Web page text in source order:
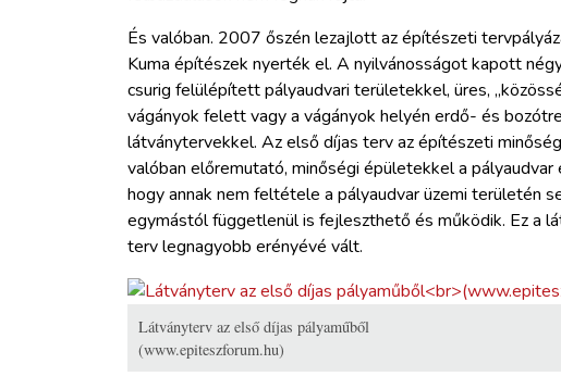
És valóban. 2007 őszén lezajlott az építészeti
Kuma építészek nyerték el. A nyilvánosságot kapott
csurig felülépített pályaudvari területekkel, üres,
vágányok felett vagy a vágányok helyén erdő- és
látványtervekkel. Az első díjas terv az építészeti
valóban előremutató, minőségi épületekkel a
hogy annak nem feltétele a pályaudvar üzemi területén
egymástól függetlenül is fejleszthető és működik. Ez a
terv legnagyobb erényévé vált.
Látványterv az első díjas pályaműből
(www.epiteszforum.hu)